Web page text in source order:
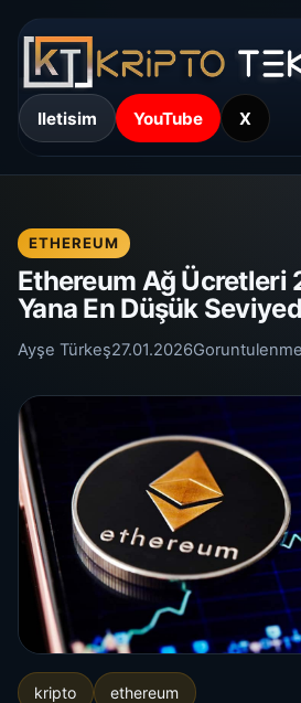
Iletisim YouTube X
ETHEREUM
Ethereum Ağ Ücretleri
Yana En Düşük
Ayşe Türkeş27.01.2026
kripto ethereum